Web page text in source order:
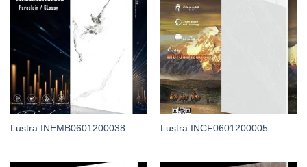
Lustra INEMB0601200038 Lustra INCF0601200005